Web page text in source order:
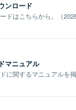
ンロード
ドはこちらから。（
マニュアル
に関するマニュアルを